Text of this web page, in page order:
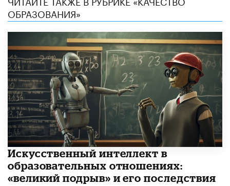
ОБРАЗОВАНИЯ»
​Искусственный интеллект в
образовательных отношениях:
«великий подрыв» и его последствия